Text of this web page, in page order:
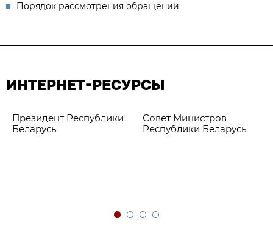
Порядок рассмотрения обращений
ИНТЕРНЕТ-РЕСУРСЫ
Президент Республики
Беларусь
Совет Министров
Республики Беларусь